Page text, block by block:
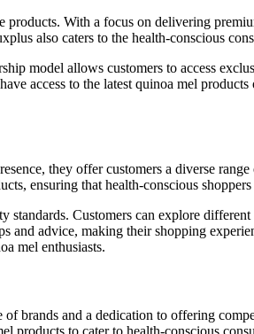
With a focus on delivering
also caters to the health-conscious
model allows customers to access
access to the latest quinoa mel
they offer customers a diverse
ensuring that health-conscious
Customers can explore
advice, making their shopping
mel enthusiasts.
brands and a dedication to offering